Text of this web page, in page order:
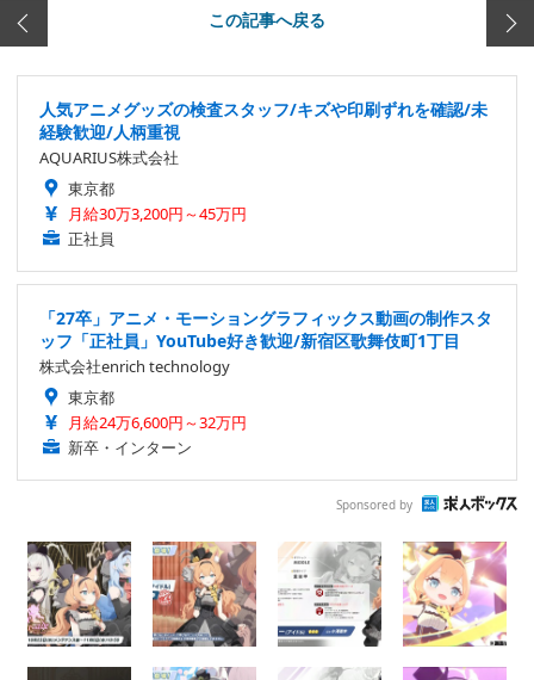
この記事へ戻る
人気アニメグッズの検査スタッフ/キズや印刷ずれを確認/未
経験歓迎/人柄重視
AQUARIUS株式会社
東京都
月給30万3,200円～45万円
正社員
「27卒」アニメ・モーショングラフィックス動画の制作スタ
ッフ「正社員」YouTube好き歓迎/新宿区歌舞伎町1丁目
株式会社enrich technology
東京都
月給24万6,600円～32万円
新卒・インターン
Sponsored by